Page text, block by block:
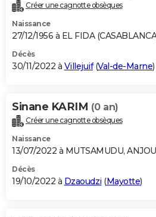
Créer une cagnotte obsèques
Naissance
27/12/1956 à EL FIDA
Décès
30/11/2022 à Villejuif(Val-de-Marne)
Sinane KARIM (0 an)
Créer une cagnotte obsèques
Naissance
13/07/2022 à MUTSAMUDU,
Décès
19/10/2022 à Dzaoudzi (Mayotte)